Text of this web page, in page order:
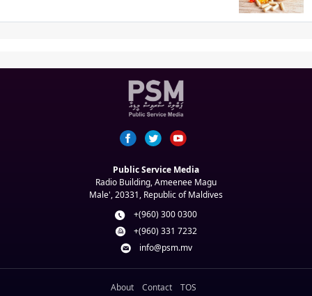
Public Service Media
Radio Building, Ameenee Magu
Male', 20331, Republic of Maldives
+(960) 300 0300
+(960) 331 7232
info@psm.mv
About Contact TOS